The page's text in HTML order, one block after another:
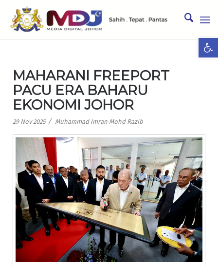
MAHARANI FREEPORT
PACU ERA BAHARU
EKONOMI JOHOR
29 Nov 2025 / Muhammad Imran Mohd Razib